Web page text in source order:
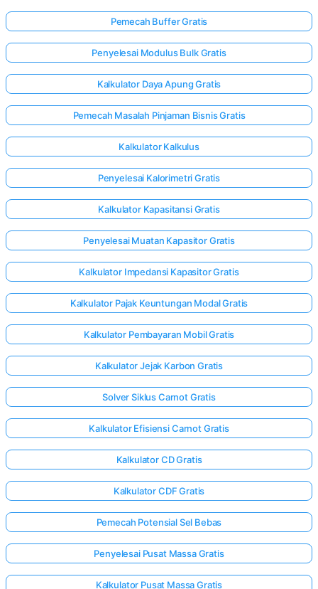
Pemecah Buffer Gratis
Penyelesai Modulus Bulk Gratis
Kalkulator Daya Apung Gratis
Pemecah Masalah Pinjaman Bisnis Gratis
Kalkulator Kalkulus
Penyelesai Kalorimetri Gratis
Kalkulator Kapasitansi Gratis
Penyelesai Muatan Kapasitor Gratis
Kalkulator Impedansi Kapasitor Gratis
Kalkulator Pajak Keuntungan Modal Gratis
Kalkulator Pembayaran Mobil Gratis
Kalkulator Jejak Karbon Gratis
Solver Siklus Carnot Gratis
Kalkulator Efisiensi Carnot Gratis
Kalkulator CD Gratis
Kalkulator CDF Gratis
Pemecah Potensial Sel Bebas
Penyelesai Pusat Massa Gratis
Kalkulator Pusat Massa Gratis